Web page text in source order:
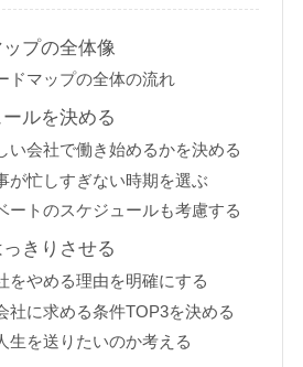
プの全体像
ドマップの全体の流れ
ルを決める
い会社で働き始めるかを決める
が忙しすぎない時期を選ぶ
ートのスケジュールも考慮する
きりさせる
をやめる理由を明確にする
社に求める条件TOP3を決める
生を送りたいのか考える